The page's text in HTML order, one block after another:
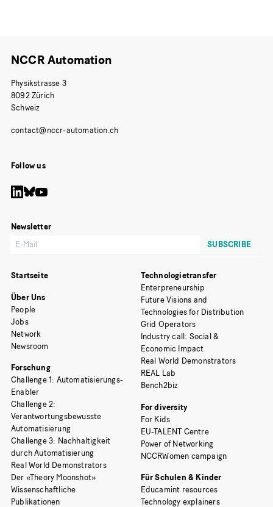
NCCR Automation
Physikstrasse 3
8092 Zürich
Schweiz
Follow us
Newsletter
Startseite
Über Uns
People
Jobs
Network
Newsroom
Forschung
Challenge 1: Automatisierungs-
Enabler
Challenge 2:
Verantwortungsbewusste
Automatisierung
Challenge 3: Nachhaltigkeit
durch Automatisierung
Real World Demonstrators
Der «Theory Moonshot»
Wissenschaftliche
Publikationen
Technologietransfer
Enterpreneurship
Future Visions and
Technologies for Distribution
Grid Operators
Industry call: Social &
Economic Impact
Real World Demonstrators
REAL Lab
Bench2biz
For diversity
For Kids
EU-TALENT Centre
Power of Networking
NCCRWomen campaign
Für Schulen & Kinder
Educamint resources
Technology explainers